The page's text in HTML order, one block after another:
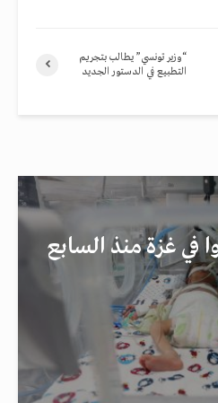
“وزير تونسي” يطالب بتجريم
التطبيع في الدستور الجديد
في غزة منذ السابع